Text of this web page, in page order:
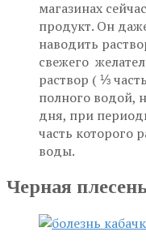
магазинах
продукт. Он
наводить
свежего
раствор ( ⅓
полного водой,
дня, при
часть которого
воды.
Черная